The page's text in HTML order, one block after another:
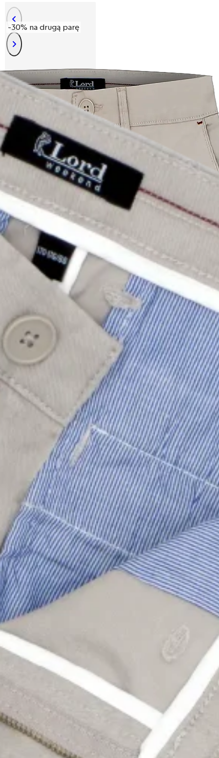
-30% na drugą parę